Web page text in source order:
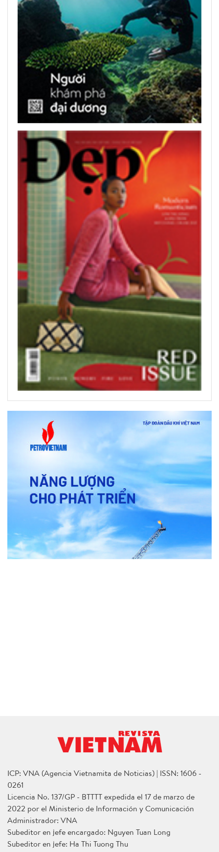
ICP: VNA (Agencia Vietnamita de Noticias) | ISSN: 1606 -
0261
Licencia No. 137/GP - BTTTT expedida el 17 de marzo de
2022 por el Ministerio de Información y Comunicación
Administrador: VNA
Subeditor en jefe encargado: Nguyen Tuan Long
Subeditor en jefe: Ha Thi Tuong Thu